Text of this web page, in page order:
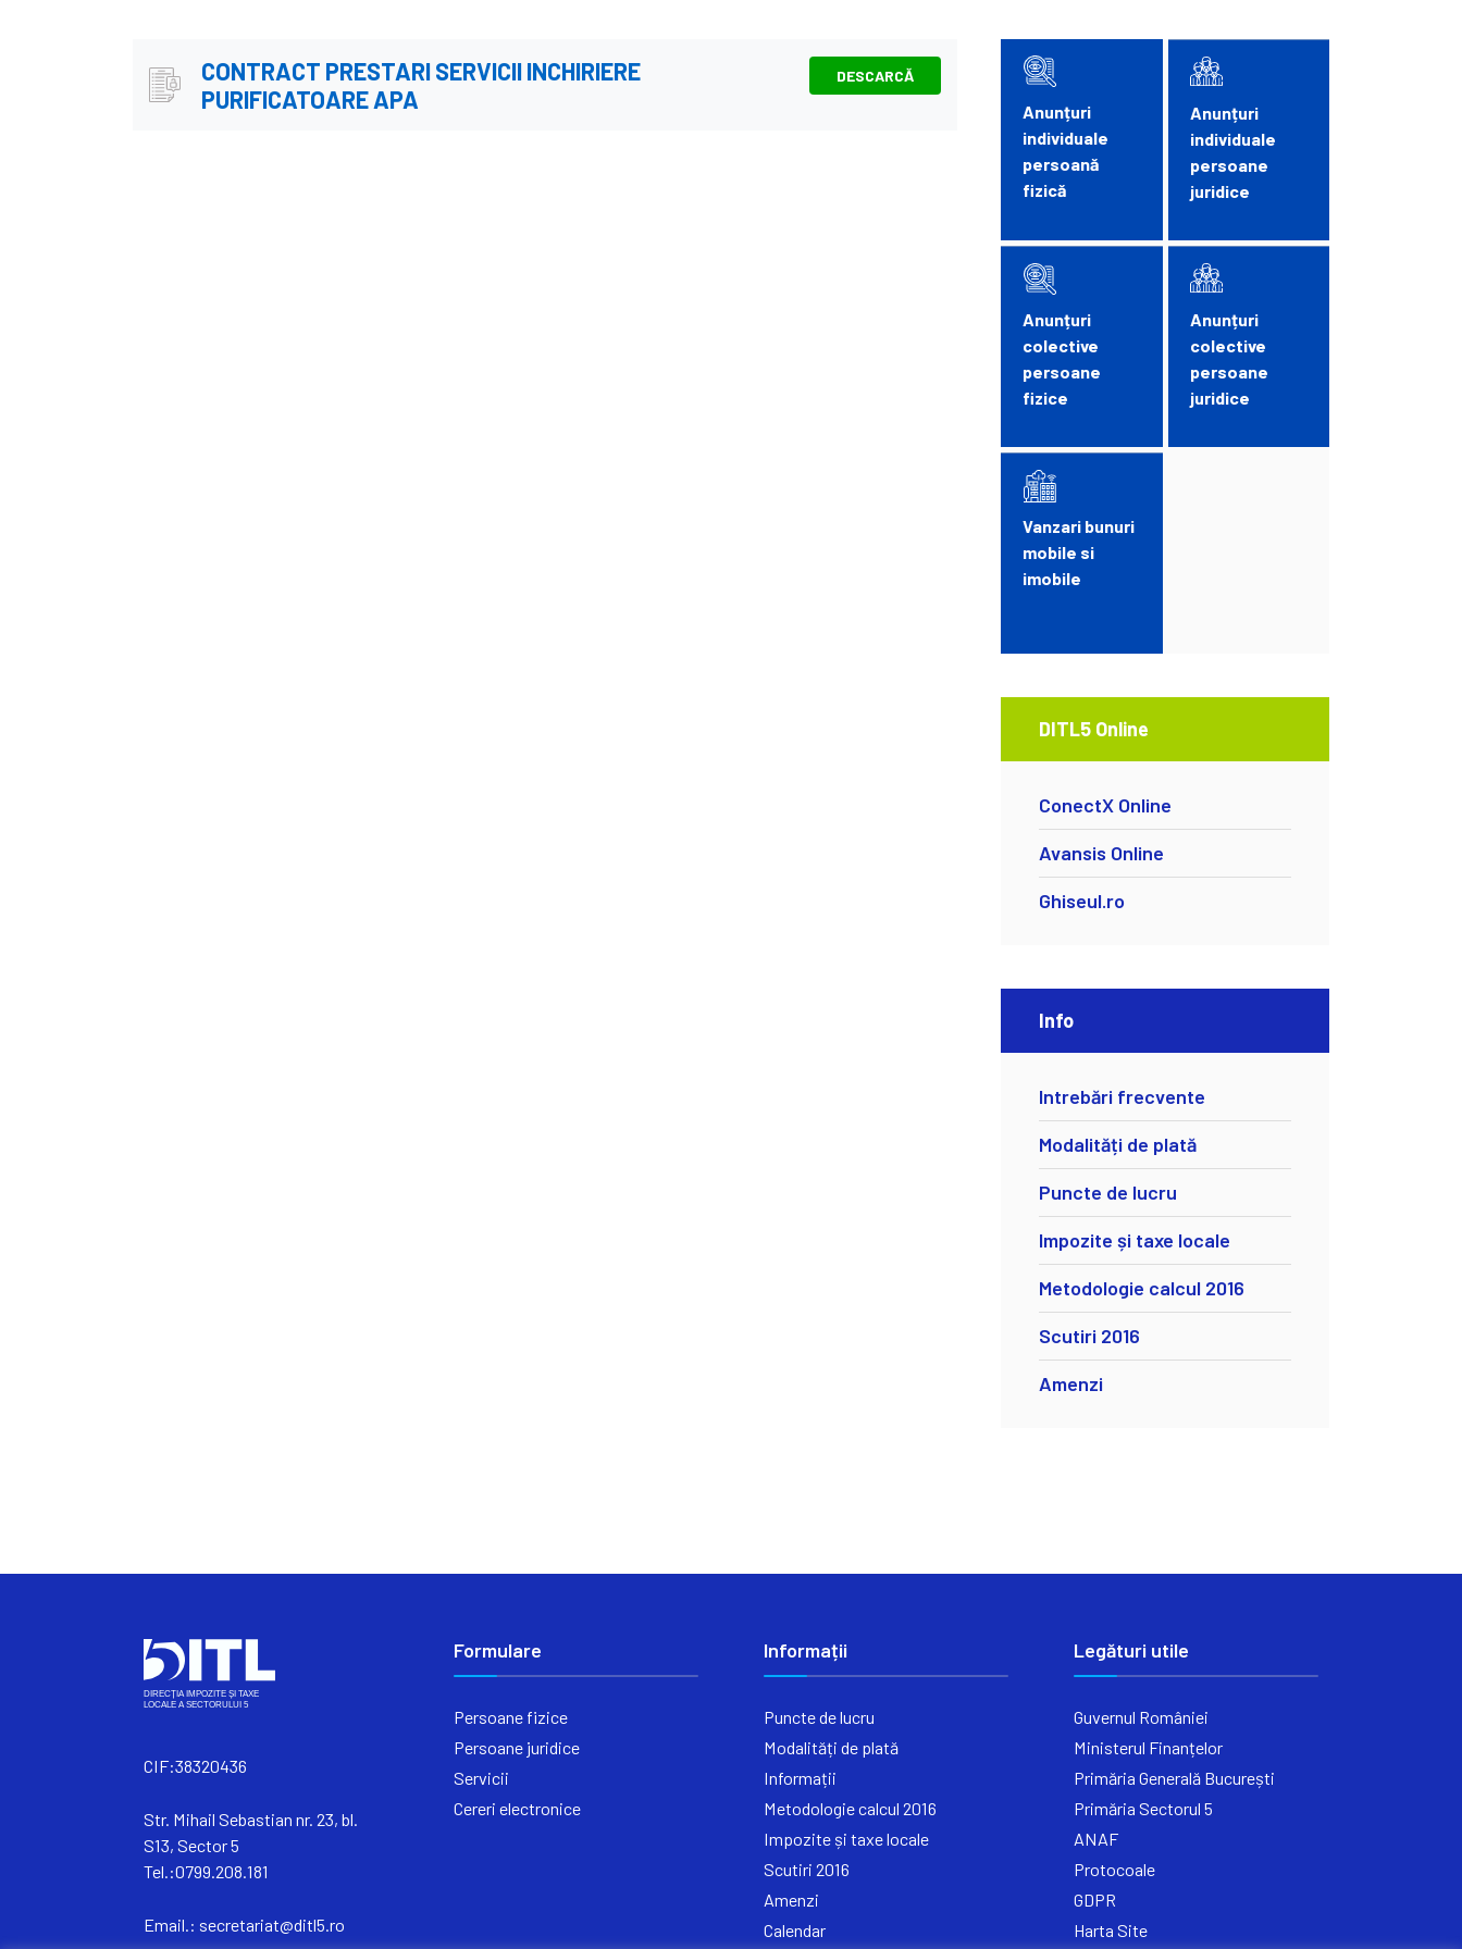
CONTRACT PRESTARI SERVICII INCHIRIERE
PURIFICATOARE APA
DESCARCĂ
Anunțuri
individuale
persoană
fizică
Anunțuri
colective
persoane
fizice
Vanzari bunuri
mobile si
imobile
Anunțuri
individuale
persoane
juridice
Anunțuri
colective
persoane
juridice
DITL5 Online
ConectX Online
Avansis Online
Ghiseul.ro
Info
Intrebări frecvente
Modalități de plată
Puncte de lucru
Impozite și taxe locale
Metodologie calcul 2016
Scutiri 2016
Amenzi
CIF:38320436
Str. Mihail Sebastian nr. 23, bl.
S13, Sector 5
Tel.:0799.208.181
Email.: secretariat@ditl5.ro
Formulare
Persoane fizice
Persoane juridice
Servicii
Cereri electronice
Informații
Puncte de lucru
Modalități de plată
Informații
Metodologie calcul 2016
Impozite și taxe locale
Scutiri 2016
Amenzi
Calendar
Legături utile
Guvernul României
Ministerul Finanțelor
Primăria Generală București
Primăria Sectorul 5
ANAF
Protocoale
GDPR
Harta Site